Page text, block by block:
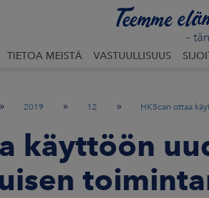
TIETOA MEISTÄ VASTUULLISUUS
» 2019 » 12 » HKScan ottaa
käyttöön